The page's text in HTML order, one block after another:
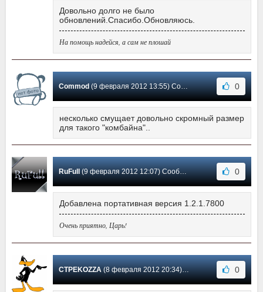
Довольно долго не было
обновлений.Спасибо.Обновляюсь.
На помощь надейся, а сам не плошай
Commod(9 февраля 2012 13:55) Сообщение #168 0
несколько смущает довольно скромный размер
для такого "комбайна"..
RuFull (9 февраля 2012 12:07) Сообщение #167 0
Добавлена портативная версия 1.2.1.7800
Очень приятно, Царь!
CTPEKOZZA(8 февраля 2012 20:34) Сообщение #166 0